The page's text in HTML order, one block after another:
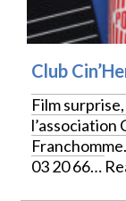
Club
Film surprise,
l’association
03 20 66…